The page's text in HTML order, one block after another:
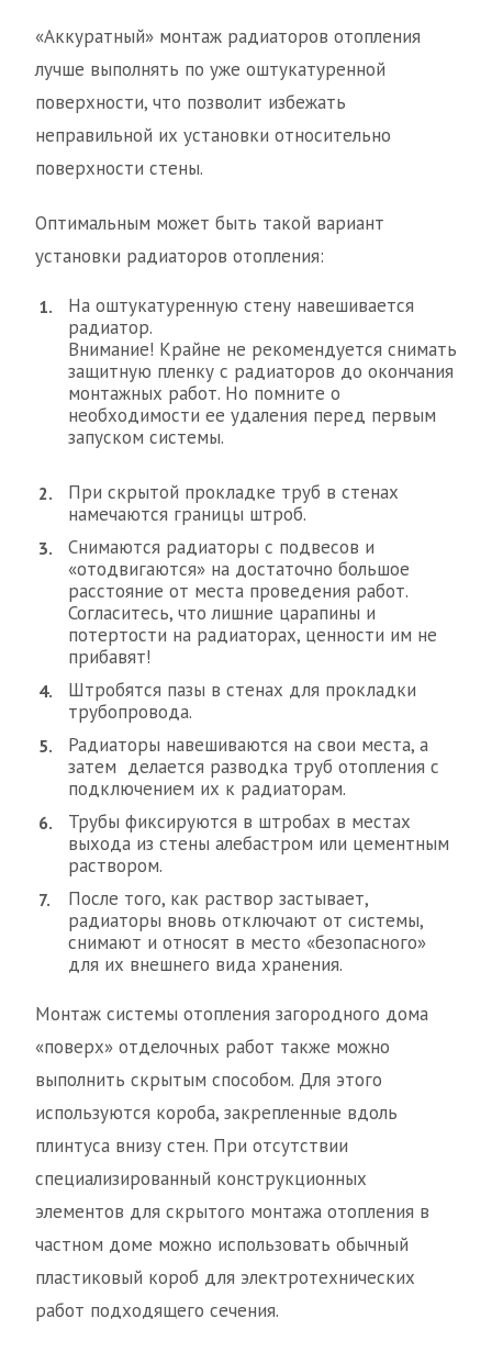
«Аккуратный» монтаж радиаторов отопления
лучше выполнять по уже оштукатуренной
поверхности, что позволит избежать
неправильной их установки относительно
поверхности стены.
Оптимальным может быть такой вариант
установки радиаторов отопления:
На оштукатуренную стену навешивается
радиатор.
Внимание! Крайне не рекомендуется снимать
защитную пленку с радиаторов до окончания
монтажных работ. Но помните о
необходимости ее удаления перед первым
запуском системы.
При скрытой прокладке труб в стенах
намечаются границы штроб.
Снимаются радиаторы с подвесов и
«отодвигаются» на достаточно большое
расстояние от места проведения работ.
Согласитесь, что лишние царапины и
потертости на радиаторах, ценности им не
прибавят!
Штробятся пазы в стенах для прокладки
трубопровода.
Радиаторы навешиваются на свои места, а
затем делается разводка труб отопления с
подключением их к радиаторам.
Трубы фиксируются в штробах в местах
выхода из стены алебастром или цементным
раствором.
После того, как раствор застывает,
радиаторы вновь отключают от системы,
снимают и относят в место «безопасного»
для их внешнего вида хранения.
Монтаж системы отопления загородного дома
«поверх» отделочных работ также можно
выполнить скрытым способом. Для этого
используются короба, закрепленные вдоль
плинтуса внизу стен. При отсутствии
специализированный конструкционных
элементов для скрытого монтажа отопления в
частном доме можно использовать обычный
пластиковый короб для электротехнических
работ подходящего сечения.